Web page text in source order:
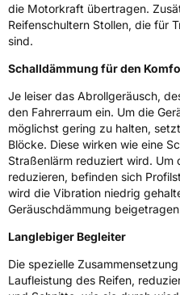
VerstärktXL
EU Label
Effizienz D
NasshaftungD
Rollgeräusch (Klasse)B
Fahrzeugklasse C1
die Motorkraft übertragen.
Reifenschultern Stollen, die für
sind.
Schalldämmung für den
Je leiser das Abrollgeräusch,
den Fahrerraum ein. Um die
möglichst gering zu halten,
Blöcke. Diese wirken wie eine
Straßenlärm reduziert wird. Um
reduzieren, befinden sich
wird die Vibration niedrig
Geräuschdämmung
Langlebiger Begleiter
Die spezielle
Laufleistung des Reifen,